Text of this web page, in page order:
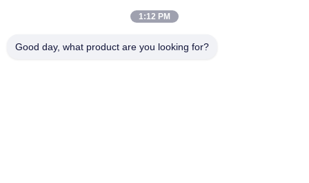
1:12 PM
Good day, what product are you looking for?